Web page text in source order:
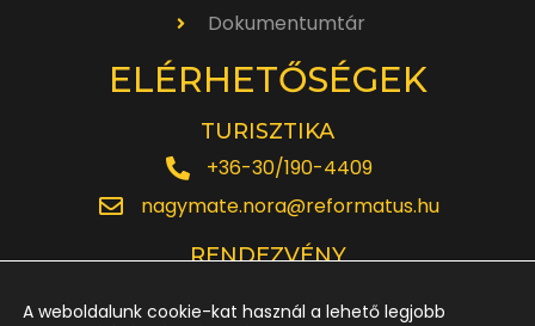
Dokumentumtár
ELÉRHETŐSÉGEK
TURISZTIKA
+36-30/190-4409
nagymate.nora@reformatus.hu
RENDEZVÉNY
A weboldalunk cookie-kat használ a lehető legjobb